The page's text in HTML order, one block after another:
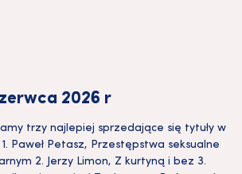
2026 r
trzy najlepiej sprzedające się tytuły w
Paweł Petasz, Przestępstwa seksualne
2. Jerzy Limon, Z kurtyną i bez 3.